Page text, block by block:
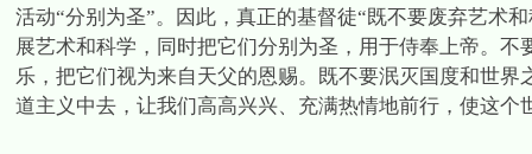
活动“分别为圣”。因此，真正的基督徒“既不要废弃艺术
展艺术和科学，同时把它们分别为圣，用于侍奉上帝。
乐，把它们视为来自天父的恩赐。既不要泯灭国度和世
道主义中去，让我们高高兴兴、充满热情地前行，使这个